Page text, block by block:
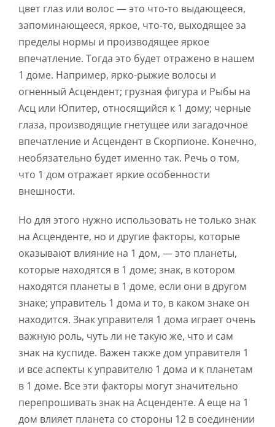
цвет глаз или волос — это что-то выдающееся,
запоминающееся, яркое, что-то, выходящее за
пределы нормы и производящее яркое
впечатление. Тогда это будет отражено в нашем
1 доме. Например, ярко-рыжие волосы и
огненный Асцендент; грузная фигура и Рыбы на
Асц или Юпитер, относящийся к 1 дому; черные
глаза, производящие гнетущее или загадочное
впечатление и Асцендент в Скорпионе. Конечно,
необязательно будет именно так. Речь о том,
что 1 дом отражает яркие особенности
внешности.
Но для этого нужно использовать не только знак
на Асценденте, но и другие факторы, которые
оказывают влияние на 1 дом, — это планеты,
которые находятся в 1 доме; знак, в котором
находятся планеты в 1 доме, если они в другом
знаке; управитель 1 дома и то, в каком знаке он
находится. Знак управителя 1 дома играет очень
важную роль, чуть ли не такую же, что и сам
знак на куспиде. Важен также дом управителя 1
и все аспекты к управителю 1 дома и к планетам
в 1 доме. Все эти факторы могут значительно
перепрошивать знак на Асценденте. А еще на 1
дом влияет планета со стороны 12 в соединении